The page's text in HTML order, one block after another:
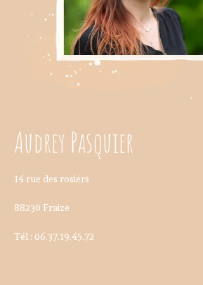
Audrey Pasquier
14 rue des rosiers
88230 Fraize
Tél : 06.37.19.45.72